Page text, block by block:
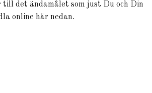
till det ändamålet som just Du och Din
online här nedan.